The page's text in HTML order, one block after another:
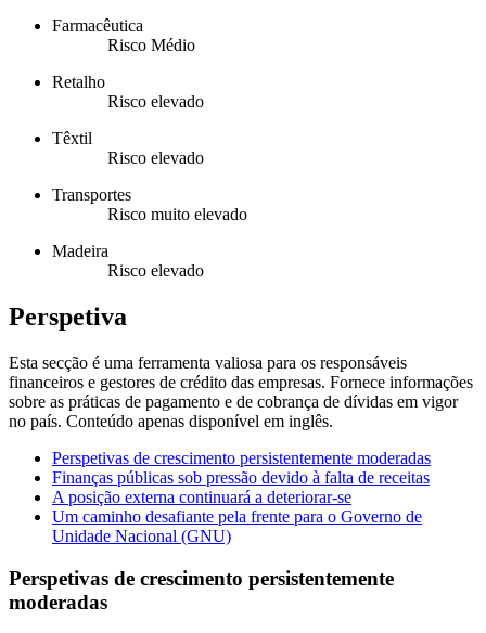
Farmacêutica
Risco Médio
Retalho
Risco elevado
Têxtil
Risco elevado
Transportes
Risco muito elevado
Madeira
Risco elevado
Perspetiva
Esta secção é uma ferramenta valiosa para os responsáveis
financeiros e gestores de crédito das empresas. Fornece informações
sobre as práticas de pagamento e de cobrança de dívidas em vigor
no país. Conteúdo apenas disponível em inglês.
Perspetivas de crescimento persistentemente moderadas
Finanças públicas sob pressão devido à falta de receitas
A posição externa continuará a deteriorar-se
Um caminho desafiante pela frente para o Governo de
Unidade Nacional (GNU)
Perspetivas de crescimento persistentemente
moderadas